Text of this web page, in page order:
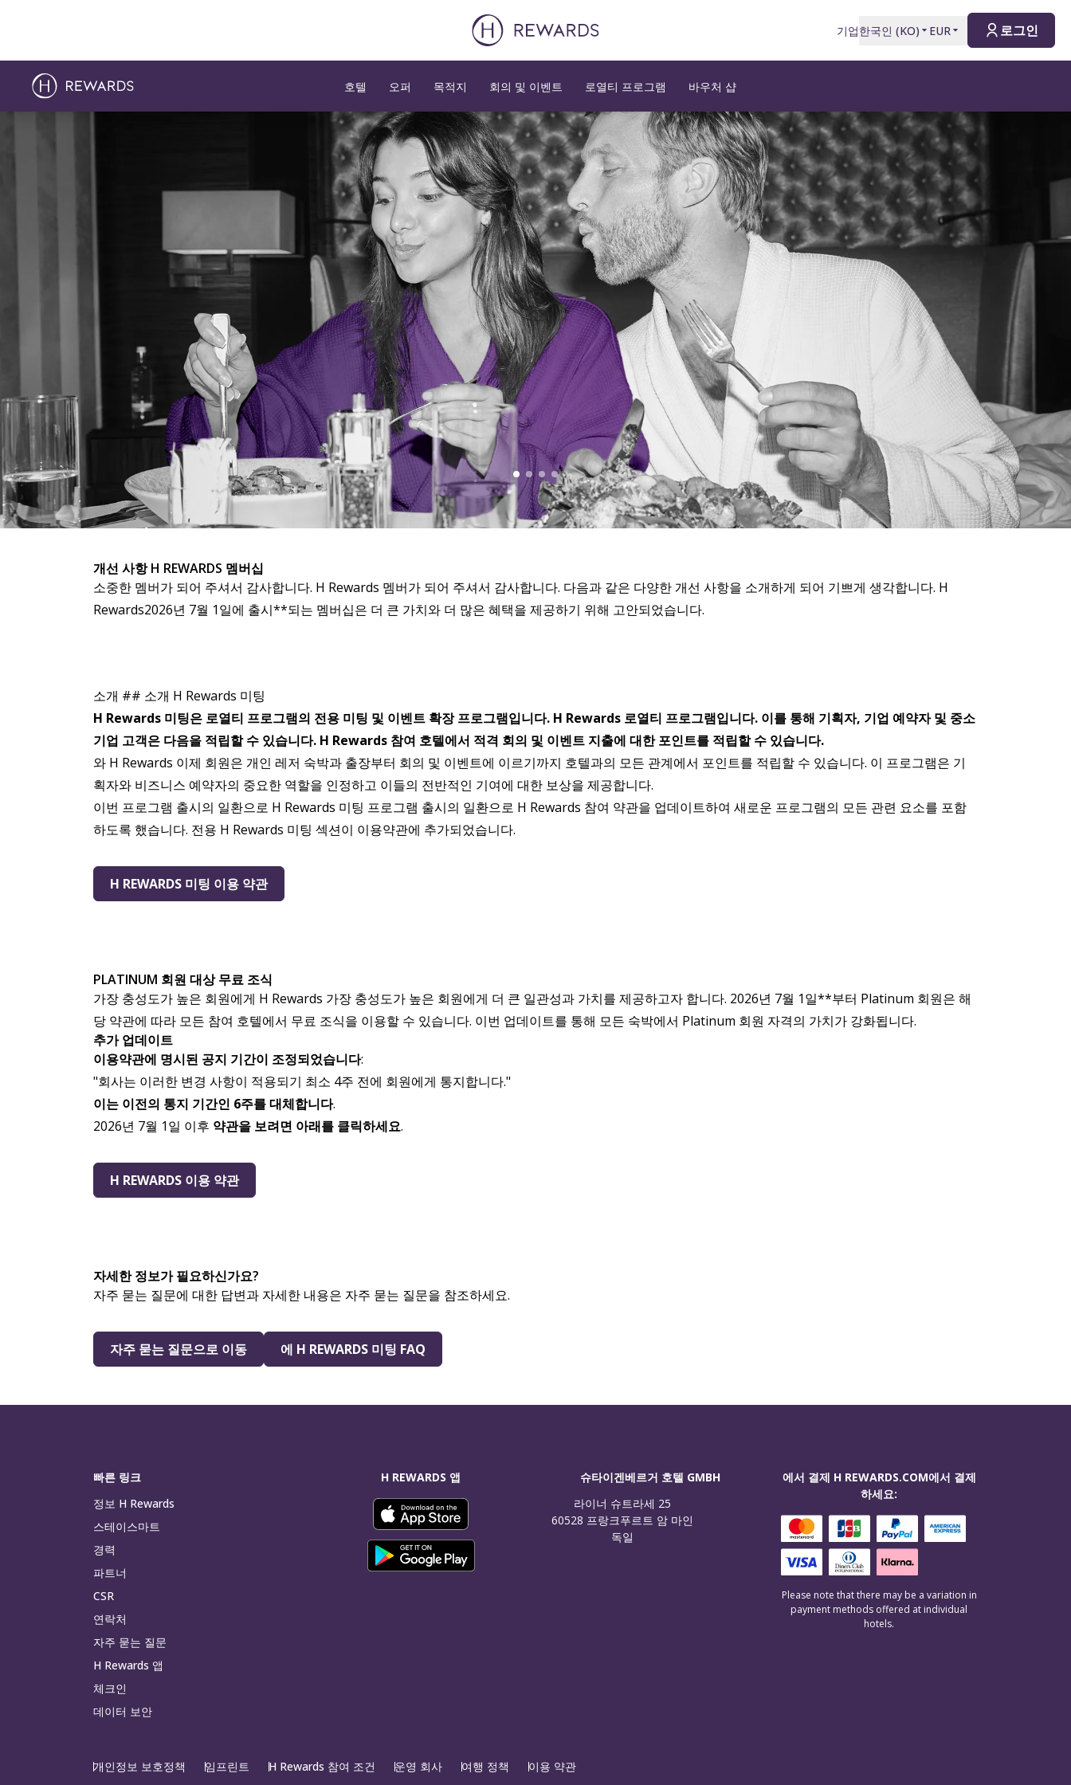
기업한국인 (KO) EUR 로그인
호텔 오퍼 목적지 회의 및 이벤트 로열티 프로그램 바우처 샵
여행. 다음. 레벨. H Rewards.
개선 사항 H REWARDS 멤버십
소중한 멤버가 되어 주셔서 감사합니다. H Rewards 멤버가 되어 주셔서 감사합니다. 다음과 같은 다양한 개선 사항을 소개하게 되어 기쁘게 생각합니다. H
Rewards2026년 7월 1일에 출시**되는 멤버십은 더 큰 가치와 더 많은 혜택을 제공하기 위해 고안되었습니다.
소개 ## 소개 H Rewards 미팅
H Rewards 미팅은 로열티 프로그램의 전용 미팅 및 이벤트 확장 프로그램입니다. H Rewards 로열티 프로그램입니다. 이를 통해 기획자, 기업 예약자 및 중소
기업 고객은 다음을 적립할 수 있습니다. H Rewards 참여 호텔에서 적격 회의 및 이벤트 지출에 대한 포인트를 적립할 수 있습니다.
와 H Rewards 이제 회원은 개인 레저 숙박과 출장부터 회의 및 이벤트에 이르기까지 호텔과의 모든 관계에서 포인트를 적립할 수 있습니다. 이 프로그램은 기
획자와 비즈니스 예약자의 중요한 역할을 인정하고 이들의 전반적인 기여에 대한 보상을 제공합니다.
이번 프로그램 출시의 일환으로 H Rewards 미팅 프로그램 출시의 일환으로 H Rewards 참여 약관을 업데이트하여 새로운 프로그램의 모든 관련 요소를 포함
하도록 했습니다. 전용 H Rewards 미팅 섹션이 이용약관에 추가되었습니다.
H REWARDS 미팅 이용 약관
PLATINUM 회원 대상 무료 조식
가장 충성도가 높은 회원에게 H Rewards 가장 충성도가 높은 회원에게 더 큰 일관성과 가치를 제공하고자 합니다. 2026년 7월 1일**부터 Platinum 회원은 해
당 약관에 따라 모든 참여 호텔에서 무료 조식을 이용할 수 있습니다. 이번 업데이트를 통해 모든 숙박에서 Platinum 회원 자격의 가치가 강화됩니다.
추가 업데이트
이용약관에 명시된 공지 기간이 조정되었습니다:
"회사는 이러한 변경 사항이 적용되기 최소 4주 전에 회원에게 통지합니다."
이는 이전의 통지 기간인 6주를 대체합니다.
2026년 7월 1일 이후 약관을 보려면 아래를 클릭하세요.
H REWARDS 이용 약관
자세한 정보가 필요하신가요?
자주 묻는 질문에 대한 답변과 자세한 내용은 자주 묻는 질문을 참조하세요.
자주 묻는 질문으로 이동 에 H REWARDS 미팅 FAQ
빠른 링크
정보 H Rewards
스테이스마트
경력
파트너
CSR
연락처
자주 묻는 질문
H Rewards 앱
체크인
데이터 보안
H REWARDS 앱
슈타이겐베르거 호텔 GMBH
라이너 슈트라세 25
60528 프랑크푸르트 암 마인
독일
에서 결제 H REWARDS.COM에서 결제
하세요:
Please note that there may be a variation in
payment methods offered at individual
hotels.
개인정보 보호정책 임프린트 H Rewards 참여 조건 운영 회사 여행 정책 이용 약관